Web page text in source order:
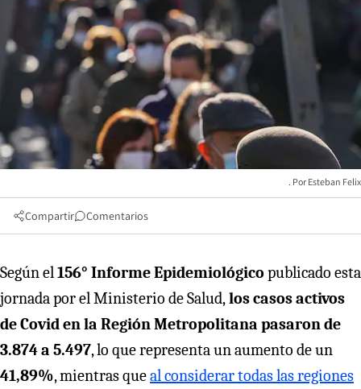
Esteban Felix
Compartir Comentarios
Según el156° Informe Epidemiológico publicado esta
jornada por el Ministerio de Salud,los casos activos
de Covid en la Región Metropolitana pasaron de
3.874 a 5.497, lo que representa un aumento de un
41,89%, mientras queal considerar todas las regiones